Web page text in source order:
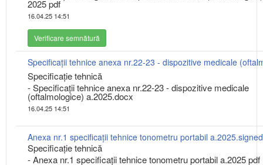
2025 pdf
16.04.25 14:51
Verificare semnătură
Specificaţie tehnică
- Specificații tehnice anexa nr.22-23 - dispozitive medicale
(oftalmologice) a.2025.docx
16.04.25 14:51
Anexa nr.1 specificații tehnice tonometru portabil
Specificaţie tehnică
- Anexa nr.1 specificații tehnice tonometru portabil a.2025 pdf